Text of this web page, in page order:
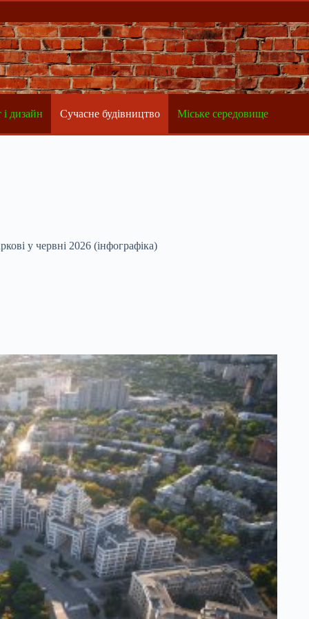
дизайн Сучасне будівництво Міське середовище
у червні 2026 (інфографіка)